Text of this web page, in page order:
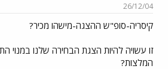
ש
א
ר
26/12/04
קיסריה-סופ"ש ההצגה-מישהו מכיר?
זו עשויה להיות הצגת הבחירה שלנו במנוי
המלצות?